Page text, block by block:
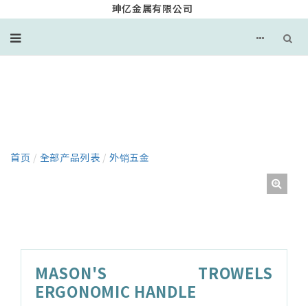
珅亿金属有限公司
首页 / 全部产品列表 / 外销五金
MASON'S TROWELS
ERGONOMIC HANDLE